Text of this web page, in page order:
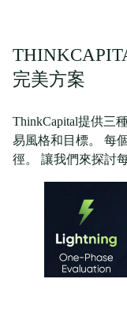
完美方案
ThinkCapital提供三
易風格和目標。 每
徑。 讓我們來探討